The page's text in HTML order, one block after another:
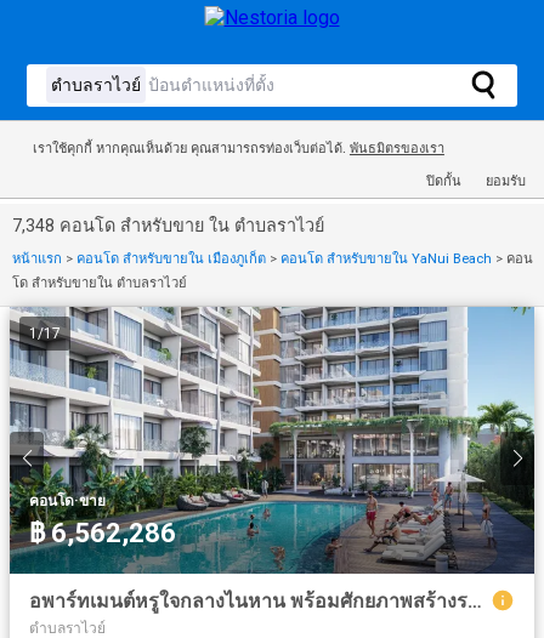
เราใช้คุกกี้ หากคุณเห็นด้วย คุณสามารถรท่องเว็บต่อได้. พันธมิตรของเรา
ปิดกั้น ยอมรับ
7,348 คอนโด สำหรับขาย ใน ตำบลราไวย์
หน้าแรก > คอนโด สำหรับขายใน เมืองภูเก็ต > คอนโด สำหรับขายใน YaNui Beach > คอน
โด สำหรับขายใน ตำบลราไวย์
1/17
คอนโด·ขาย
฿ 6,562,286
อพาร์ทเมนต์หรูใจกลางไนหาน พร้อมศักยภาพสร้างรายได้สูง
ตำบลราไวย์